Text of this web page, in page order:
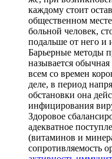
каждому стоит
общественном
больной человек,
подальше от него и
Барьерные методы
называется
всем со времен
деле, в период
обстановки она
инфицирования
Здоровое
адекватное
(витаминов и
сопротивляемость